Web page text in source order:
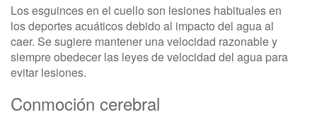
Los esguinces en el cuello son lesiones habituales en
los deportes acuáticos debido al impacto del agua al
caer. Se sugiere mantener una velocidad razonable y
siempre obedecer las leyes de velocidad del agua para
evitar lesiones.
Conmoción cerebral